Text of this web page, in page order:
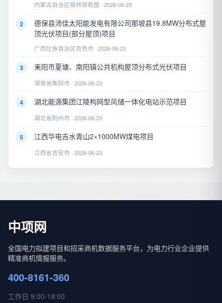
内蒙古自治区锡林郭勒盟 · 2026-06-23
2
德保县沛佳太阳能发电有限公司那坡县19.8MW分布式屋
顶光伏项目(部分屋顶)项目
广西壮族自治区百色市 · 2026-06-23
3 耒阳市夏塘、南阳镇公共机构屋顶分布式光伏项目
湖南省衡阳市 · 2026-06-23
4 湖北能源集团江陵构网型风储一体化电站示范项目
湖北省荆州市 · 2026-06-23
5 江西华电吉水青山2×1000MW煤电项目
江西省吉安市 · 2026-06-23
中项网
全国电力拟建项目和招采商机数据服务平台，为电力行业企业提供
精准商机情报服务。
400-8161-360
工作日 9:00-18:00